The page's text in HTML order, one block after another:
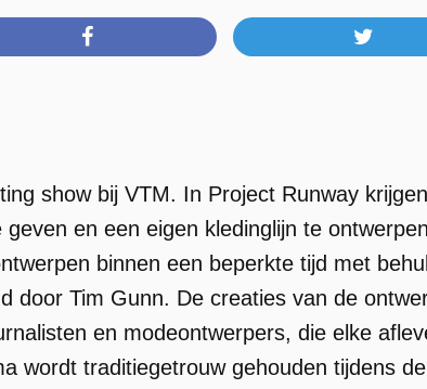
show bij VTM. In Project Runway
en een eigen kledinglijn te
binnen een beperkte tijd met
door Tim Gunn. De creaties van de
en modeontwerpers, die elke
wordt traditiegetrouw gehouden tijdens